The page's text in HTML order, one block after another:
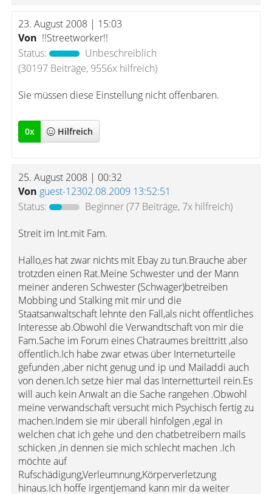
23. August 2008 | 15:03
Von !!Streetworker!!
Status:
Unbeschreiblich
(30197 Beiträge, 9556x hilfreich)
Sie müssen diese Einstellung nicht offenbaren.
0x Hilfreich
25. August 2008 | 00:32
Von guest-12302.08.2009 13:52:51
Status:
Beginner(77 Beiträge, 7x hilfreich)
Streit im Int.mit Fam.
Hallo,es hat zwar nichts mit Ebay zu tun.Brauche aber
trotzden einen Rat.Meine Schwester und der Mann
meiner anderen Schwester (Schwager)betreiben
Mobbing und Stalking mit mir und die
Staatsanwaltschaft lehnte den Fall,als nicht öffentliches
Interesse ab.Obwohl die Verwandtschaft von mir die
Fam.Sache im Forum eines Chatraumes breittritt ,also
öffentlich.Ich habe zwar etwas über Interneturteile
gefunden ,aber nicht genug und ip und Mailaddi auch
von denen.Ich setze hier mal das Internetturteil rein.Es
will auch kein Anwalt an die Sache rangehen .Obwohl
meine verwandschaft versucht mich Psychisch fertig zu
machen.Indem sie mir überall hinfolgen ,egal in
welchen chat ich gehe und den chatbetreibern mails
schicken ,in dennen sie mich schlecht machen .Ich
möchte auf
Rufschädigung,Verleumnung,Körperverletzung
hinaus.Ich hoffe irgentjemand kann mir da weiter